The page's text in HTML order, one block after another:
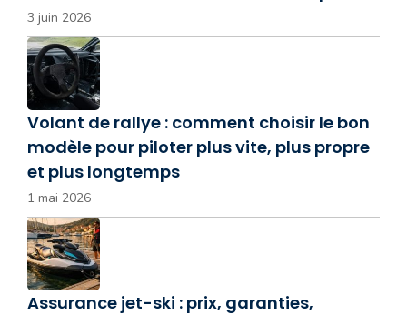
3 juin 2026
Volant de rallye : comment choisir le bon
modèle pour piloter plus vite, plus propre
et plus longtemps
1 mai 2026
Assurance jet-ski : prix, garanties,